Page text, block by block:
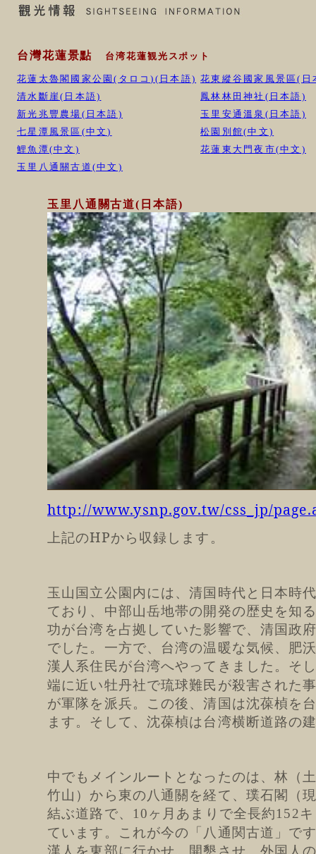
台灣花蓮景點 台湾花蓮観光スポット
花蓮太魯閣國家公園(タロコ)(日本語) 花東縱谷國家風景區(日
清水斷崖(日本語)
鳳林林田神社(日本語)
新光兆豐農場(日本語)
玉里安通溫泉(日本語)
七星潭風景區(中文)
松園別館(中文)
鯉魚潭(中文)
花蓮東大門夜市(中文)
玉里八通關古道(中文)
玉里八通關古道(日本語)
http://www.ysnp.gov.tw/css_jp/
上記のHPから収録します。
玉山国立公園内には、清国時代と日本時
ており、中部山岳地帯の開発の歴史を知
功が台湾を占拠していた影響で、清国政
でした。一方で、台湾の温暖な気候、肥
漢人系住民が台湾へやってきました。そ
端に近い牡丹社で琉球難民が殺害された
が軍隊を派兵。この後、清国は沈葆楨を
ます。そして、沈葆楨は台湾横断道路の
中でもメインルートとなったのは、林（
竹山）から東の八通關を経て、璞石閣（
結ぶ道路で、
10ヶ月あまりで全長約152
ています。これが今の「八通関古道」で
漢人を東部に行かせ、開墾させ、外国人